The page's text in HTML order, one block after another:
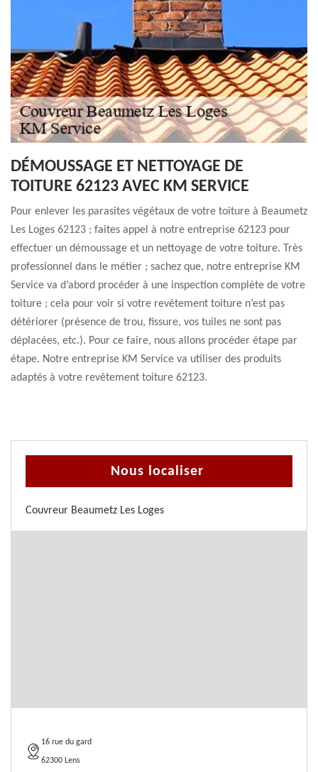
DÉMOUSSAGE ET NETTOYAGE DE
TOITURE 62123 AVEC KM SERVICE
Pour enlever les parasites végétaux de votre toiture à Beaumetz
Les Loges 62123 ; faites appel à notre entreprise 62123 pour
effectuer un démoussage et un nettoyage de votre toiture. Très
professionnel dans le métier ; sachez que, notre entreprise KM
Service va d’abord procéder à une inspection complète de votre
toiture ; cela pour voir si votre revêtement toiture n’est pas
détériorer (présence de trou, fissure, vos tuiles ne sont pas
déplacées, etc.). Pour ce faire, nous allons procéder étape par
étape. Notre entreprise KM Service va utiliser des produits
adaptés à votre revêtement toiture 62123.
Nous localiser
Couvreur Beaumetz Les Loges
16 rue du gard
62300 Lens